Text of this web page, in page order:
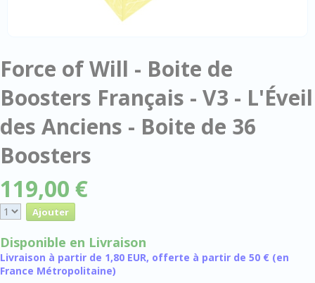
Force of Will - Boite de
Boosters Français - V3 - L'Éveil
des Anciens - Boite de 36
Boosters
119,00 €
Disponible en Livraison
Livraison à partir de 1,80 EUR, offerte à partir de 50 € (en
France Métropolitaine)